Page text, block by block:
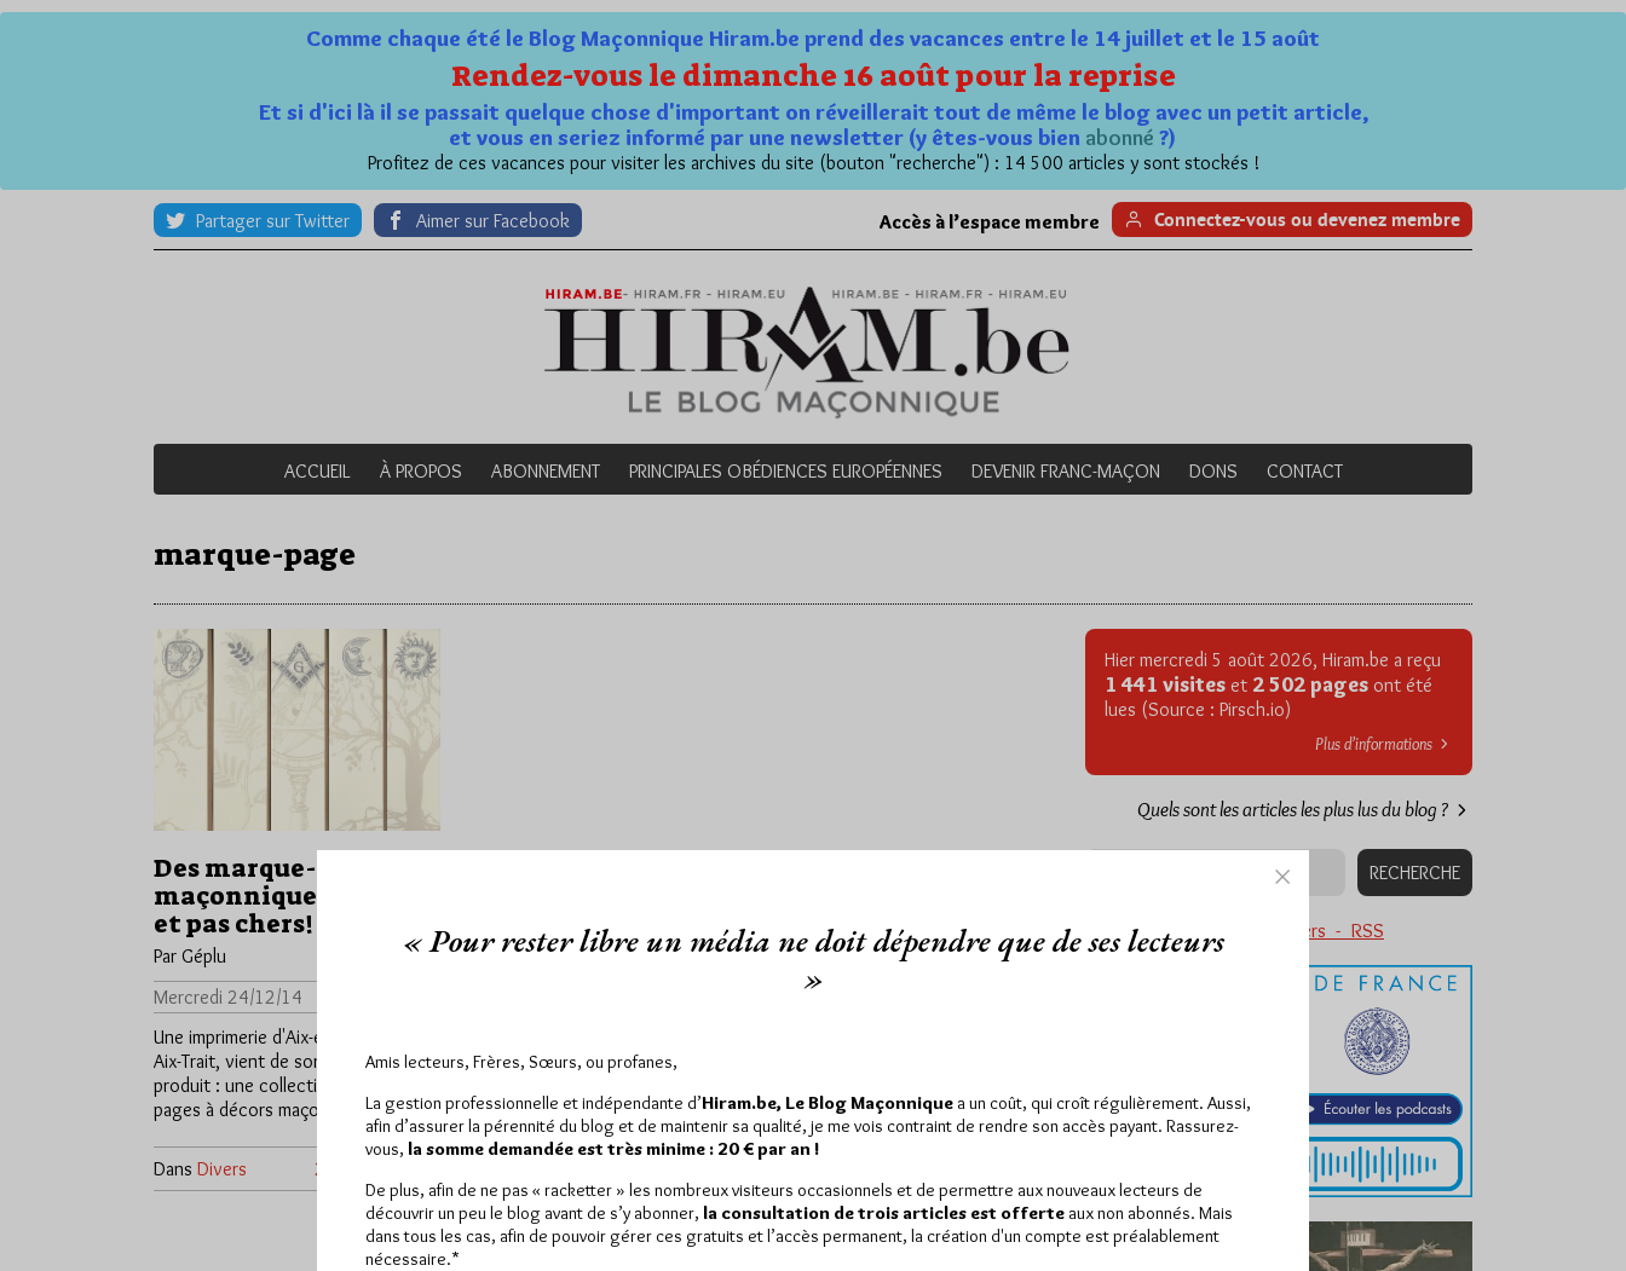
Comme chaque été le Blog Maçonnique Hiram.be prend des vacances entre le 14 juillet et le 15 août
Rendez-vous le dimanche 16 août pour la reprise
Et si d'ici là il se passait quelque chose d'important on réveillerait tout de même le blog avec un petit article,
et vous en seriez informé par une newsletter (y êtes-vous bien abonné ?)
Profitez de ces vacances pour visiter les archives du site (bouton "recherche") : 14 500 articles y sont stockés !
Partager sur Twitter Aimer sur Facebook Accès à l’espace membre Connectez-vous ou devenez membre
ACCUEIL À PROPOS ABONNEMENT PRINCIPALES OBÉDIENCES EUROPÉENNES DEVENIR FRANC-MAÇON DONS CONTACT
marque-page
Des marque-pages
maçonniques beaux
et pas chers!
Par Géplu
Mercredi 24/12/14
Une imprimerie d'Aix-en-Provence,
Aix-Trait, vient de sortir un très joli
produit : une collection de marque-
pages à décors maçonniques très…
Dans Divers 2 commentaires
Hier mercredi 5 août 2026, Hiram.be a reçu
1 441 visites et 2 502 pages ont été
lues (Source : Pirsch.io)
Plus d’informations
Quels sont les articles les plus lus du blog ?
Abonnement aux Newsletters - RSS
« Pour rester libre un média ne doit dépendre que de ses lecteurs
»
Amis lecteurs, Frères, Sœurs, ou profanes,
La gestion professionnelle et indépendante d’Hiram.be, Le Blog Maçonnique a un coût, qui croît régulièrement. Aussi,
afin d’assurer la pérennité du blog et de maintenir sa qualité, je me vois contraint de rendre son accès payant. Rassurez-
vous, la somme demandée est très minime : 20 € par an !
De plus, afin de ne pas « racketter » les nombreux visiteurs occasionnels et de permettre aux nouveaux lecteurs de
découvrir un peu le blog avant de s’y abonner, la consultation de trois articles est offerte aux non abonnés. Mais
dans tous les cas, afin de pouvoir gérer ces gratuits et l’accès permanent, la création d'un compte est préalablement
nécessaire.*